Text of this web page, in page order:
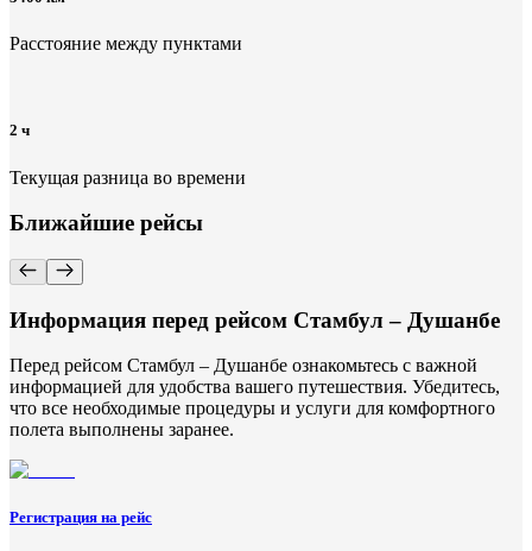
Расстояние между пунктами
2 ч
Текущая разница во времени
Ближайшие рейсы
Информация перед рейсом Стамбул – Душанбе
Перед рейсом Стамбул – Душанбе ознакомьтесь с важной
информацией для удобства вашего путешествия. Убедитесь,
что все необходимые процедуры и услуги для комфортного
полета выполнены заранее.
Регистрация на рейс